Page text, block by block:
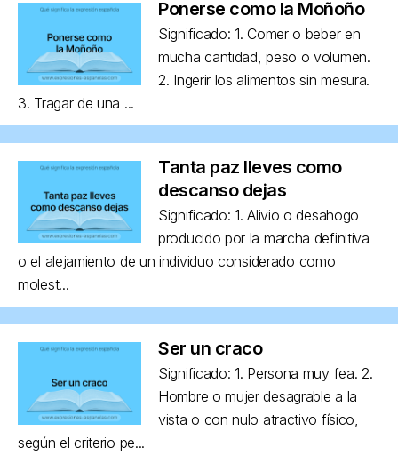
Ponerse como la Moñoño
Significado: 1. Comer o beber en
mucha cantidad, peso o volumen.
2. Ingerir los alimentos sin mesura.
3. Tragar de una ...
Tanta paz lleves como
descanso dejas
Significado: 1. Alivio o desahogo
producido por la marcha definitiva
o el alejamiento de un individuo considerado como
molest...
Ser un craco
Significado: 1. Persona muy fea. 2.
Hombre o mujer desagrable a la
vista o con nulo atractivo físico,
según el criterio pe...